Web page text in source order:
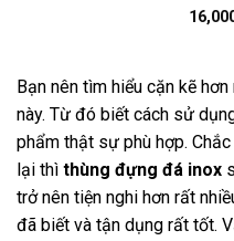
Bạn nên tìm hiểu cặn kẽ
này. Từ đó biết cách sử
phẩm thật sự phù hợp.
lại thì thùng đựng đá inox
trở nên tiện nghi hơn rất
đã biết và tận dụng rất tốt.